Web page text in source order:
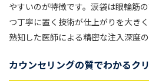
やすいのが特徴です。涙袋は眼輪筋
つ丁寧に置く技術が仕上がりを大き
熟知した医師による精密な注入深度の
カウンセリングの質でわかるク